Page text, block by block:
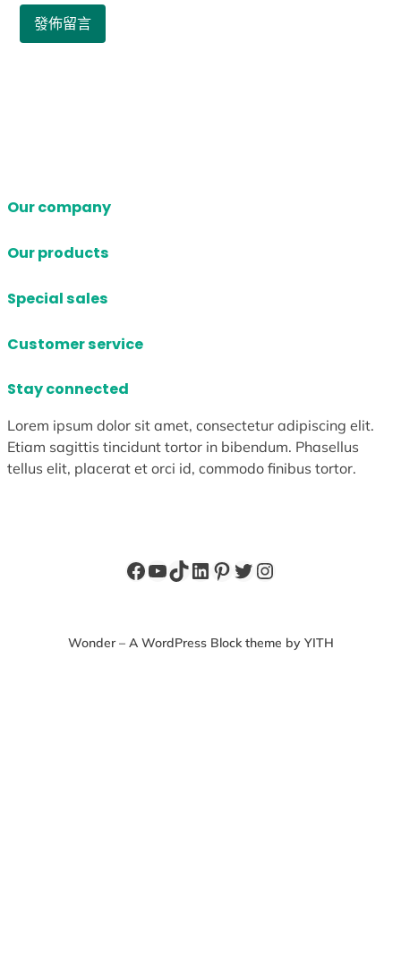
Our company
Our products
Special sales
Customer service
Stay connected
Lorem ipsum dolor sit amet, consectetur adipiscing elit.
Etiam sagittis tincidunt tortor in bibendum. Phasellus
tellus elit, placerat et orci id, commodo finibus tortor.
Facebook
YouTube
TikTok
LinkedIn
Pinterest
X Instagram
Wonder – A WordPress Block theme by YITH